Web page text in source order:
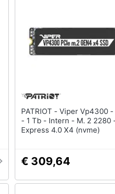
PATRIOT - Viper Vp4300 - Ssd
- 1 Tb - Intern - M. 2 2280
Express 4.0 X4 (nvme)
€ 309,64